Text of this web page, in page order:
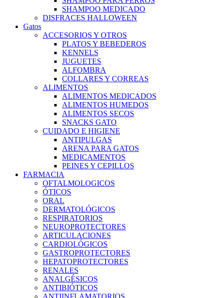
SHAMPOO MEDICADO
DISFRACES HALLOWEEN
Gatos
ACCESORIOS Y OTROS
PLATOS Y BEBEDEROS
KENNELS
JUGUETES
ALFOMBRA
COLLARES Y CORREAS
ALIMENTOS
ALIMENTOS MEDICADOS
ALIMENTOS HUMEDOS
ALIMENTOS SECOS
SNACKS GATO
CUIDADO E HIGIENE
ANTIPULGAS
ARENA PARA GATOS
MEDICAMENTOS
PEINES Y CEPILLOS
FARMACIA
OFTALMOLOGICOS
ÓTICOS
ORAL
DERMATOLÓGICOS
RESPIRATORIOS
NEUROPROTECTORES
ARTICULACIONES
CARDIOLÓGICOS
GASTROPROTECTORES
HEPATOPROTECTORES
RENALES
ANALGÉSICOS
ANTIBIÓTICOS
ANTIINFLAMATORIOS